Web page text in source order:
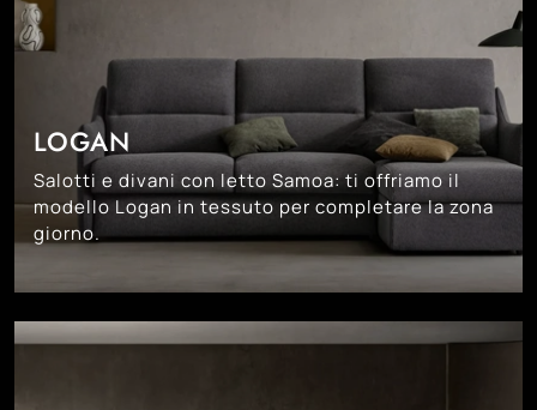
LOGAN
Salotti e divani con letto Samoa: ti offriamo il
modello Logan in tessuto per completare la zona
giorno.